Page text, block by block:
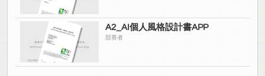
A2_AI個人風格設計書APP
競賽者